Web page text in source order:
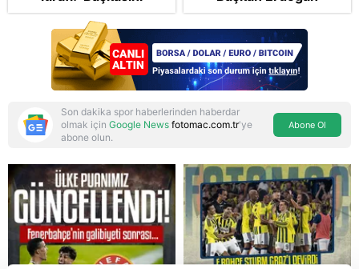
Reddet
izlemeye geldi’
şikayetçi oldu! 5 suçtan
dava talebi
Son dakika spor haberlerinden haberdar
olmak için Google News fotomac.com.tr'ye
abone olun.
Abone Ol